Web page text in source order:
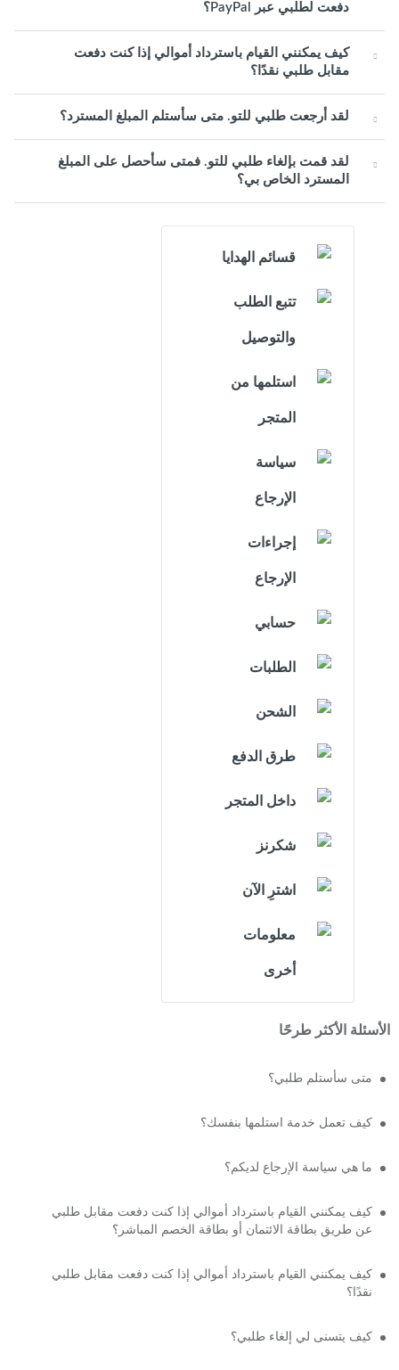
دفعت لطلبي عبر PayPal؟
كيف يمكنني القيام باسترداد أموالي إذا كنت دفعت
مقابل طلبي نقدًا؟
لقد أرجعت طلبي للتو. متى سأستلم المبلغ المسترد؟
لقد قمت بإلغاء طلبي للتو. فمتى سأحصل على المبلغ
المسترد الخاص بي؟
قسائم الهدايا
تتبع الطلب
والتوصيل
استلمها من
المتجر
سياسة
الإرجاع
إجراءات
الإرجاع
حسابي
الطلبات
الشحن
طرق الدفع
داخل المتجر
شكرنز
اشترِ الآن
معلومات
أخرى
الأسئلة الأكثر طرحًا
متى سأستلم طلبي؟
كيف تعمل خدمة استلمها بنفسك؟
ما هي سياسة الإرجاع لديكم؟
كيف يمكنني القيام باسترداد أموالي إذا كنت دفعت مقابل طلبي
عن طريق بطاقة الائتمان أو بطاقة الخصم المباشر؟
كيف يمكنني القيام باسترداد أموالي إذا كنت دفعت مقابل طلبي
نقدًا؟
كيف يتسنى لي إلغاء طلبي؟